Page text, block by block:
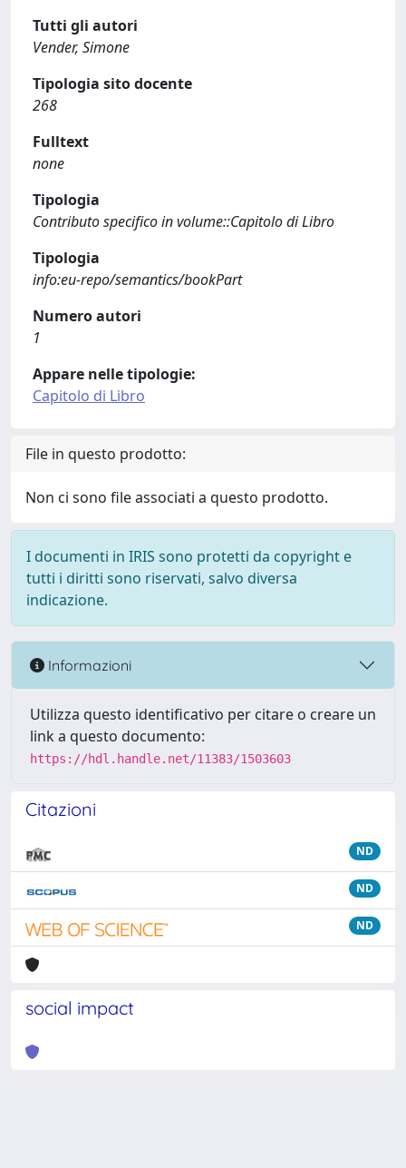
Tutti gli autori
Vender, Simone
Tipologia sito docente
268
Fulltext
none
Tipologia
Contributo specifico in volume::Capitolo di Libro
Tipologia
info:eu-repo/semantics/bookPart
Numero autori
1
Appare nelle tipologie:
Capitolo di Libro
File in questo prodotto:
Non ci sono file associati a questo prodotto.
I documenti in IRIS sono protetti da copyright e
tutti i diritti sono riservati, salvo diversa
indicazione.
Informazioni
Utilizza questo identificativo per citare o creare un
link a questo documento:
https://hdl.handle.net/11383/1503603
Citazioni
ND
ND
ND
social impact